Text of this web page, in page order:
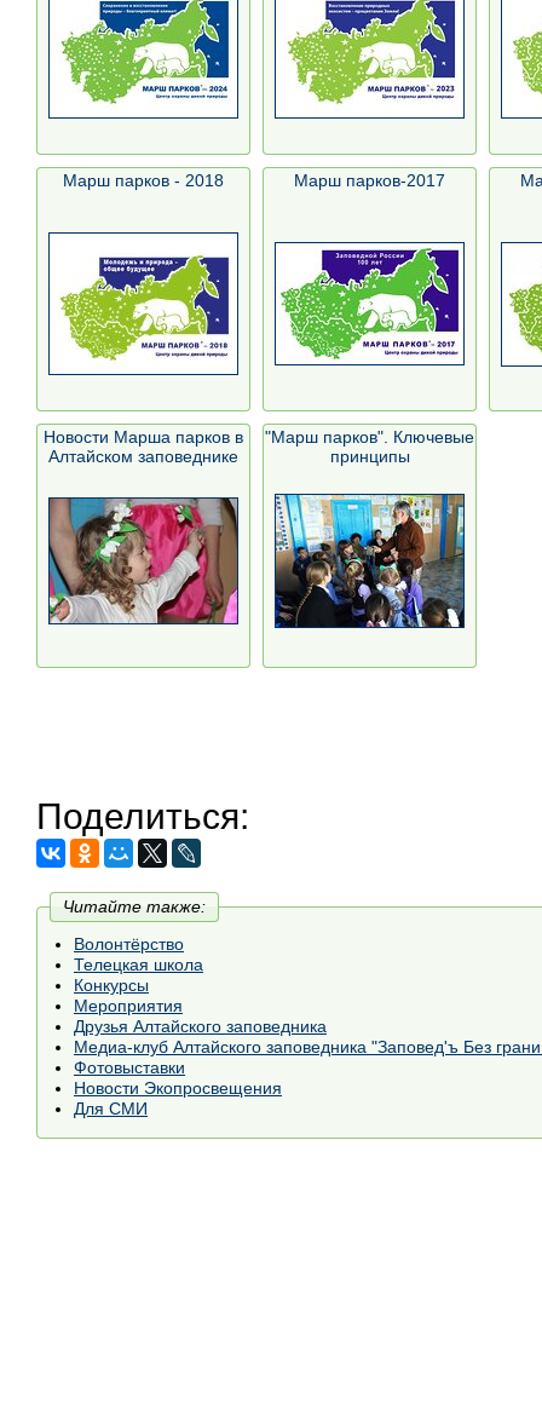
Марш парков - 2018 Марш парков-2017
Новости Марша парков в
Алтайском заповеднике
"Марш парков". Ключевые
принципы
Поделиться:
Читайте также:
Волонтёрство
Телецкая школа
Конкурсы
Мероприятия
Друзья Алтайского заповедника
Медиа-клуб Алтайского заповедника "Заповед'ъ Без
Фотовыставки
Новости Экопросвещения
Для СМИ